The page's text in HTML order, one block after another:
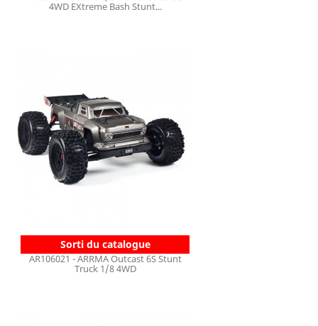
4WD EXtreme Bash Stunt...
Sorti du catalogue
AR106021 - ARRMA Outcast 6S Stunt
Truck 1/8 4WD